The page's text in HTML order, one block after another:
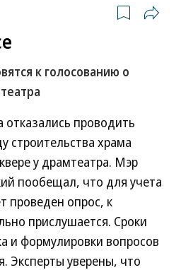
к голосованию о
отказались проводить
строительства храма
у драмтеатра. Мэр
пообещал, что для учета
проведен опрос, к
прислушается. Сроки
и формулировки вопросов
Эксперты уверены, что